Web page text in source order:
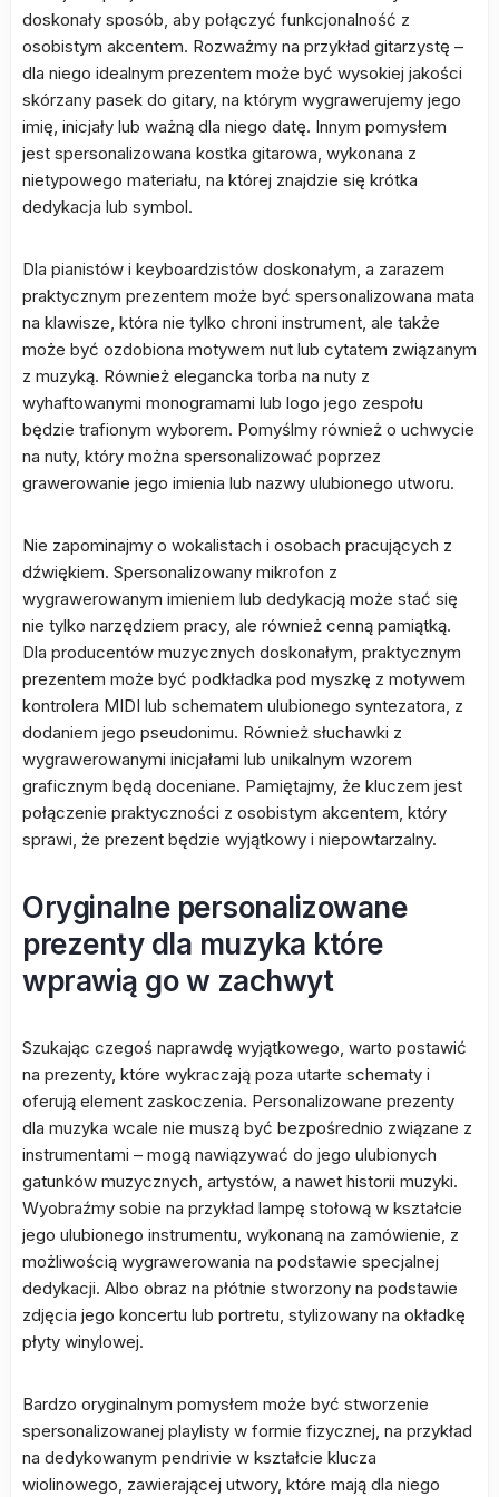
doskonały sposób, aby połączyć funkcjonalność z
osobistym akcentem. Rozważmy na przykład gitarzystę –
dla niego idealnym prezentem może być wysokiej jakości
skórzany pasek do gitary, na którym wygrawerujemy jego
imię, inicjały lub ważną dla niego datę. Innym pomysłem
jest spersonalizowana kostka gitarowa, wykonana z
nietypowego materiału, na której znajdzie się krótka
dedykacja lub symbol.
Dla pianistów i keyboardzistów doskonałym, a zarazem
praktycznym prezentem może być spersonalizowana mata
na klawisze, która nie tylko chroni instrument, ale także
może być ozdobiona motywem nut lub cytatem związanym
z muzyką. Również elegancka torba na nuty z
wyhaftowanymi monogramami lub logo jego zespołu
będzie trafionym wyborem. Pomyślmy również o uchwycie
na nuty, który można spersonalizować poprzez
grawerowanie jego imienia lub nazwy ulubionego utworu.
Nie zapominajmy o wokalistach i osobach pracujących z
dźwiękiem. Spersonalizowany mikrofon z
wygrawerowanym imieniem lub dedykacją może stać się
nie tylko narzędziem pracy, ale również cenną pamiątką.
Dla producentów muzycznych doskonałym, praktycznym
prezentem może być podkładka pod myszkę z motywem
kontrolera MIDI lub schematem ulubionego syntezatora, z
dodaniem jego pseudonimu. Również słuchawki z
wygrawerowanymi inicjałami lub unikalnym wzorem
graficznym będą doceniane. Pamiętajmy, że kluczem jest
połączenie praktyczności z osobistym akcentem, który
sprawi, że prezent będzie wyjątkowy i niepowtarzalny.
Oryginalne personalizowane
prezenty dla muzyka które
wprawią go w zachwyt
Szukając czegoś naprawdę wyjątkowego, warto postawić
na prezenty, które wykraczają poza utarte schematy i
oferują element zaskoczenia. Personalizowane prezenty
dla muzyka wcale nie muszą być bezpośrednio związane z
instrumentami – mogą nawiązywać do jego ulubionych
gatunków muzycznych, artystów, a nawet historii muzyki.
Wyobraźmy sobie na przykład lampę stołową w kształcie
jego ulubionego instrumentu, wykonaną na zamówienie, z
możliwością wygrawerowania na podstawie specjalnej
dedykacji. Albo obraz na płótnie stworzony na podstawie
zdjęcia jego koncertu lub portretu, stylizowany na okładkę
płyty winylowej.
Bardzo oryginalnym pomysłem może być stworzenie
spersonalizowanej playlisty w formie fizycznej, na przykład
na dedykowanym pendrivie w kształcie klucza
wiolinowego, zawierającej utwory, które mają dla niego